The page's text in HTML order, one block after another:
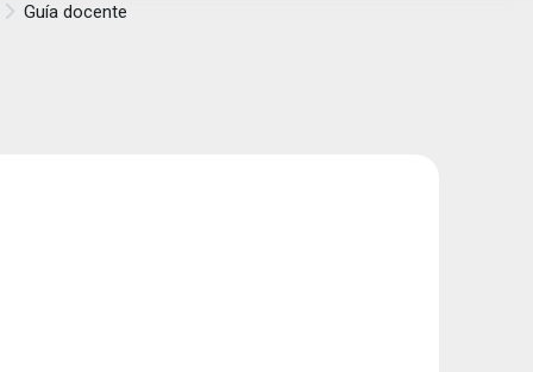
Guía docente